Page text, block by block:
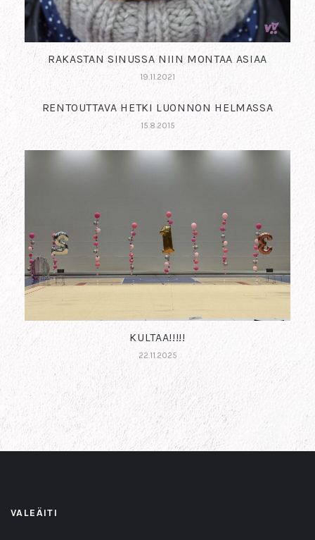
RAKASTAN SINUSSA NIIN MONTAA ASIAA
19.11.2021
RENTOUTTAVA HETKI LUONNON HELMASSA
15.8.2015
KULTAA!!!!!
22.11.2025
VALEÄITI